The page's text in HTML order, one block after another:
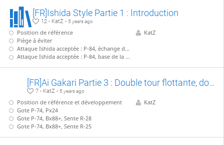
[FR]Ishida Style Partie 1 : Introduction
12 - KatZ - 5 years ago
Position de référence
Piège à éviter
Attaque Ishida acceptée : P-84, échange de fou
Attaque Ishida acceptée : P-84, base de la ligne principale
KatZ
[FR]Ai Gakari Partie 3 : Double tour flottante, double Nakazumai
7 - KatZ - 5 years ago
Position de référence et développement
Gote P-74, Px24
Gote P-74, Bx88+, Sente R-28
Gote P-74, Bx88+, Sente R-25
KatZ